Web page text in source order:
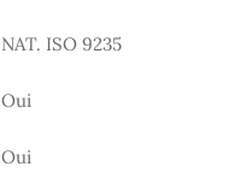
NAT. ISO 9235
Oui
Oui